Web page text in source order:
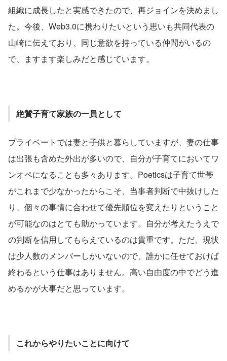
組織に成長したと実感できたので、再ジョインを決めまし
た。今後、Web3.0に携わりたいという思いも共同代表の
山崎に伝えており、同じ意欲を持っている仲間がいるの
で、ますます楽しみだと感じています。
絶賛子育て家族の一員として
プライベートでは妻と子供と暮らしていますが、妻の仕事
は出張も含めた外出が多いので、自分が子育てにおいてワ
ンオペになることも多々あります。Poeticsは子育て世帯
がこれまで少なかったからこそ、当事者判断で中抜けした
り、個々の事情に合わせて優先順位を変えたりということ
が可能なのはとても助かっています。自分が考えたうえで
の判断を信用してもらえているのは貴重です。ただ、現状
は少人数のメンバーしかいないので、誰かに任せておけば
終わるという仕事はありません。高い自由度の中でどう進
めるかが大事だと思っています。
これからやりたいことに向けて